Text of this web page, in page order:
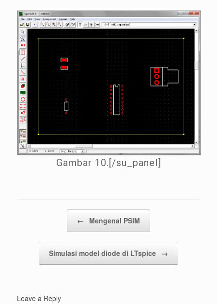
Gambar 10.[/su_panel]
← Mengenal PSIM
Simulasi model diode di LTspice →
Leave a Reply